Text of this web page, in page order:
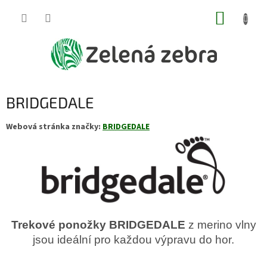
BRIDGEDALE
Webová stránka značky: BRIDGEDALE
Trekové ponožky BRIDGEDALE z merino vlny
jsou ideální pro každou výpravu do hor.